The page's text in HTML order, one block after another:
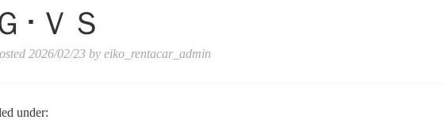
･ＶＳ
2026/02/23 by eiko_rentacar_admin
under: